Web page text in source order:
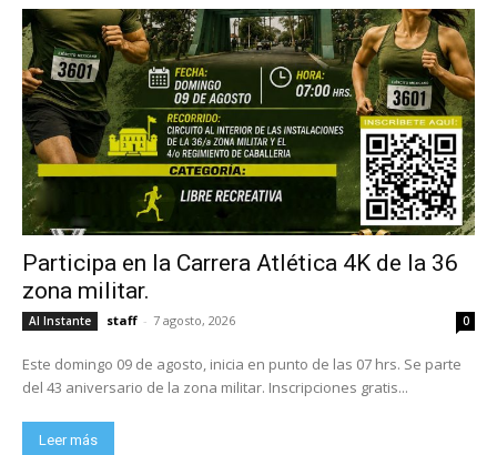
Participa en la Carrera Atlética 4K de la 36
zona militar.
Al Instante staff - 7 agosto, 2026 0
Este domingo 09 de agosto, inicia en punto de las 07 hrs. Se parte
del 43 aniversario de la zona militar. Inscripciones gratis...
Leer más